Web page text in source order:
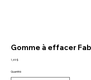
Gomme à effacer
Prix
1,49 $
Quantité